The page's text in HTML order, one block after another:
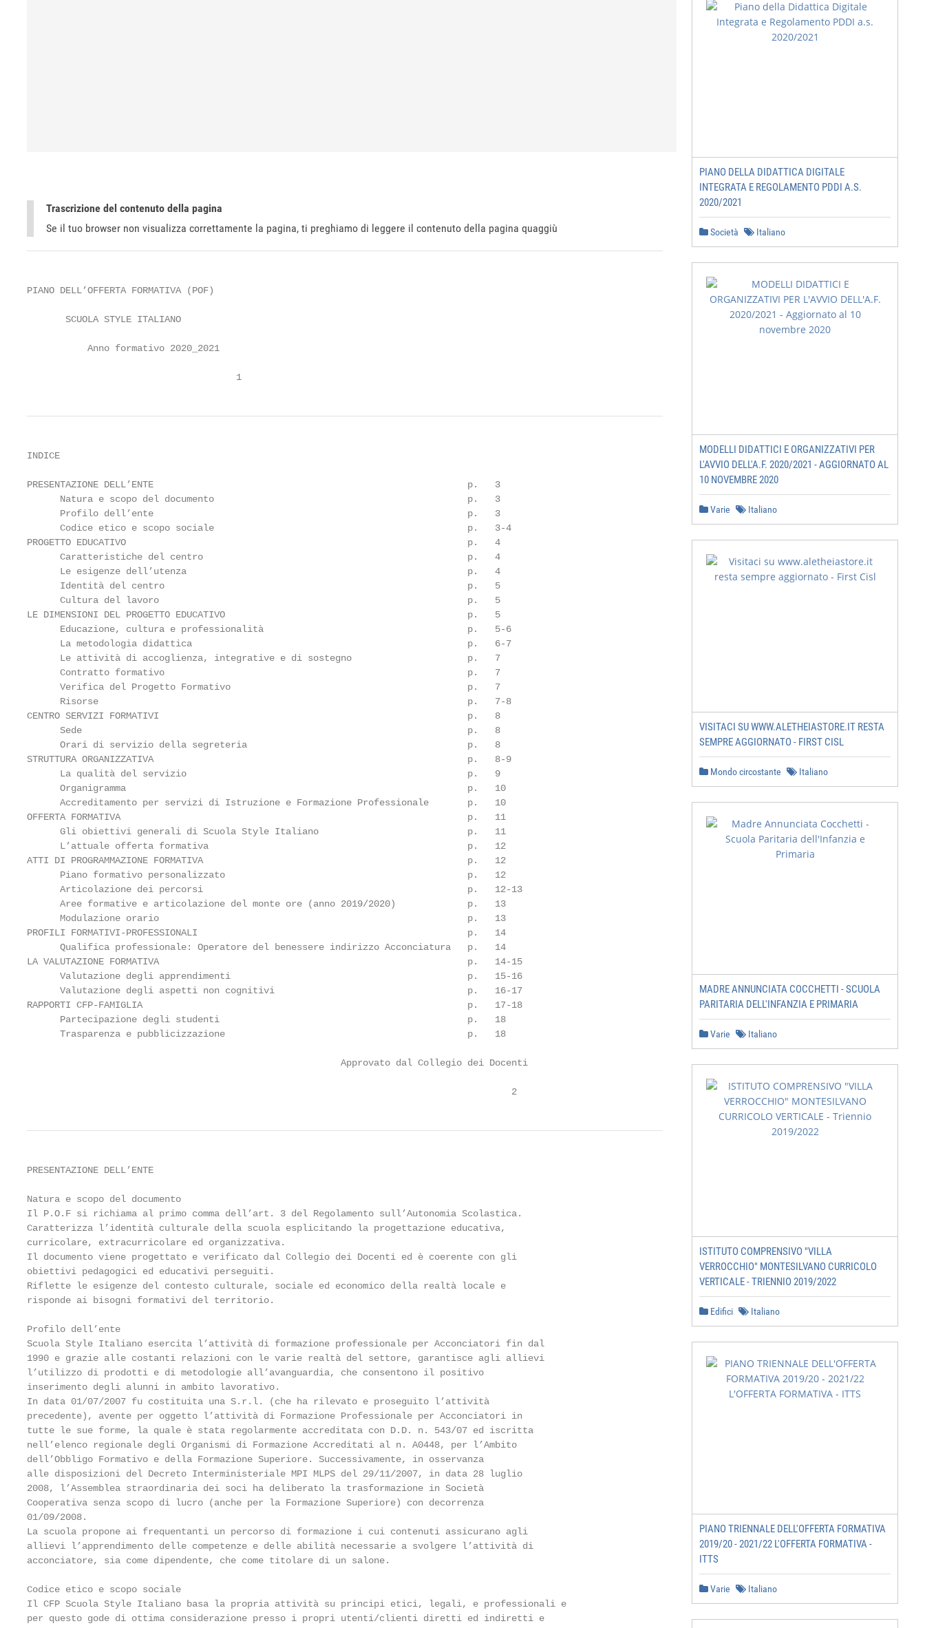
Trascrizione del contenuto della pagina
Se il tuo browser non visualizza correttamente la pagina, ti preghiamo di leggere il contenuto della pagina quaggiù
PIANO DELL’OFFERTA FORMATIVA (POF)
       SCUOLA STYLE ITALIANO
           Anno formativo 2020_2021
                                      1
INDICE
PRESENTAZIONE DELL’ENTE                                                         p.   3
      Natura e scopo del documento                                              p.   3
      Profilo dell’ente                                                         p.   3
      Codice etico e scopo sociale                                              p.   3-4
PROGETTO EDUCATIVO                                                              p.   4
      Caratteristiche del centro                                                p.   4
      Le esigenze dell’utenza                                                   p.   4
      Identità del centro                                                       p.   5
      Cultura del lavoro                                                        p.   5
LE DIMENSIONI DEL PROGETTO EDUCATIVO                                            p.   5
      Educazione, cultura e professionalità                                     p.   5-6
      La metodologia didattica                                                  p.   6-7
      Le attività di accoglienza, integrative e di sostegno                     p.   7
      Contratto formativo                                                       p.   7
      Verifica del Progetto Formativo                                           p.   7
      Risorse                                                                   p.   7-8
CENTRO SERVIZI FORMATIVI                                                        p.   8
      Sede                                                                      p.   8
      Orari di servizio della segreteria                                        p.   8
STRUTTURA ORGANIZZATIVA                                                         p.   8-9
      La qualità del servizio                                                   p.   9
      Organigramma                                                              p.   10
      Accreditamento per servizi di Istruzione e Formazione Professionale       p.   10
OFFERTA FORMATIVA                                                               p.   11
      Gli obiettivi generali di Scuola Style Italiano                           p.   11
      L’attuale offerta formativa                                               p.   12
ATTI DI PROGRAMMAZIONE FORMATIVA                                                p.   12
      Piano formativo personalizzato                                            p.   12
      Articolazione dei percorsi                                                p.   12-13
      Aree formative e articolazione del monte ore (anno 2019/2020)             p.   13
      Modulazione orario                                                        p.   13
PROFILI FORMATIVI-PROFESSIONALI                                                 p.   14
      Qualifica professionale: Operatore del benessere indirizzo Acconciatura   p.   14
LA VALUTAZIONE FORMATIVA                                                        p.   14-15
      Valutazione degli apprendimenti                                           p.   15-16
      Valutazione degli aspetti non cognitivi                                   p.   16-17
RAPPORTI CFP-FAMIGLIA                                                           p.   17-18
      Partecipazione degli studenti                                             p.   18
      Trasparenza e pubblicizzazione                                            p.   18
                                                         Approvato dal Collegio dei Docenti
                                                                                        2
PRESENTAZIONE DELL’ENTE
Natura e scopo del documento
Il P.O.F si richiama al primo comma dell’art. 3 del Regolamento sull’Autonomia Scolastica.
Caratterizza l’identità culturale della scuola esplicitando la progettazione educativa,
curricolare, extracurricolare ed organizzativa.
Il documento viene progettato e verificato dal Collegio dei Docenti ed è coerente con gli
obiettivi pedagogici ed educativi perseguiti.
Riflette le esigenze del contesto culturale, sociale ed economico della realtà locale e
risponde ai bisogni formativi del territorio.
Profilo dell’ente
Scuola Style Italiano esercita l’attività di formazione professionale per Acconciatori fin dal
1990 e grazie alle costanti relazioni con le varie realtà del settore, garantisce agli allievi
l’utilizzo di prodotti e di metodologie all’avanguardia, che consentono il positivo
inserimento degli alunni in ambito lavorativo.
In data 01/07/2007 fu costituita una S.r.l. (che ha rilevato e proseguito l’attività
precedente), avente per oggetto l’attività di Formazione Professionale per Acconciatori in
tutte le sue forme, la quale è stata regolarmente accreditata con D.D. n. 543/07 ed iscritta
nell’elenco regionale degli Organismi di Formazione Accreditati al n. A0448, per l’Ambito
dell’Obbligo Formativo e della Formazione Superiore. Successivamente, in osservanza
alle disposizioni del Decreto Interministeriale MPI MLPS del 29/11/2007, in data 28 luglio
2008, l’Assemblea straordinaria dei soci ha deliberato la trasformazione in Società
Cooperativa senza scopo di lucro (anche per la Formazione Superiore) con decorrenza
01/09/2008.
La scuola propone ai frequentanti un percorso di formazione i cui contenuti assicurano agli
allievi l’apprendimento delle competenze e delle abilità necessarie a svolgere l’attività di
acconciatore, sia come dipendente, che come titolare di un salone.
Codice etico e scopo sociale
Il CFP Scuola Style Italiano basa la propria attività su principi etici, legali, e professionali e
per questo gode di ottima considerazione presso i propri utenti/clienti diretti ed indiretti e
PIANO DELLA DIDATTICA DIGITALE
INTEGRATA E REGOLAMENTO PDDI A.S.
2020/2021
Società Italiano
MODELLI DIDATTICI E ORGANIZZATIVI PER
L'AVVIO DELL'A.F. 2020/2021 - AGGIORNATO AL
10 NOVEMBRE 2020
Varie Italiano
VISITACI SU WWW.ALETHEIASTORE.IT RESTA
SEMPRE AGGIORNATO - FIRST CISL
Mondo circostante Italiano
MADRE ANNUNCIATA COCCHETTI - SCUOLA
PARITARIA DELL'INFANZIA E PRIMARIA
Varie Italiano
ISTITUTO COMPRENSIVO "VILLA
VERROCCHIO" MONTESILVANO CURRICOLO
VERTICALE - TRIENNIO 2019/2022
Edifici Italiano
PIANO TRIENNALE DELL'OFFERTA FORMATIVA
2019/20 - 2021/22 L'OFFERTA FORMATIVA -
ITTS
Varie Italiano